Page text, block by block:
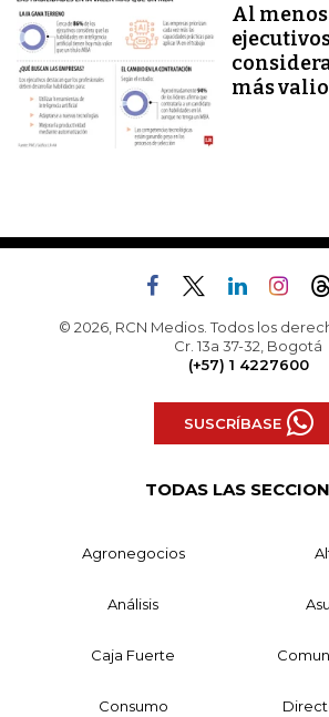
Al menos
más
© 2026, RCN Medios. Todos los
Cr. 13a 37-32, Bogotá
(+57) 1 4227600
SUSCRÍBASE
TODAS LAS
Agronegocios
Análisis
Caja Fuerte
Consumo